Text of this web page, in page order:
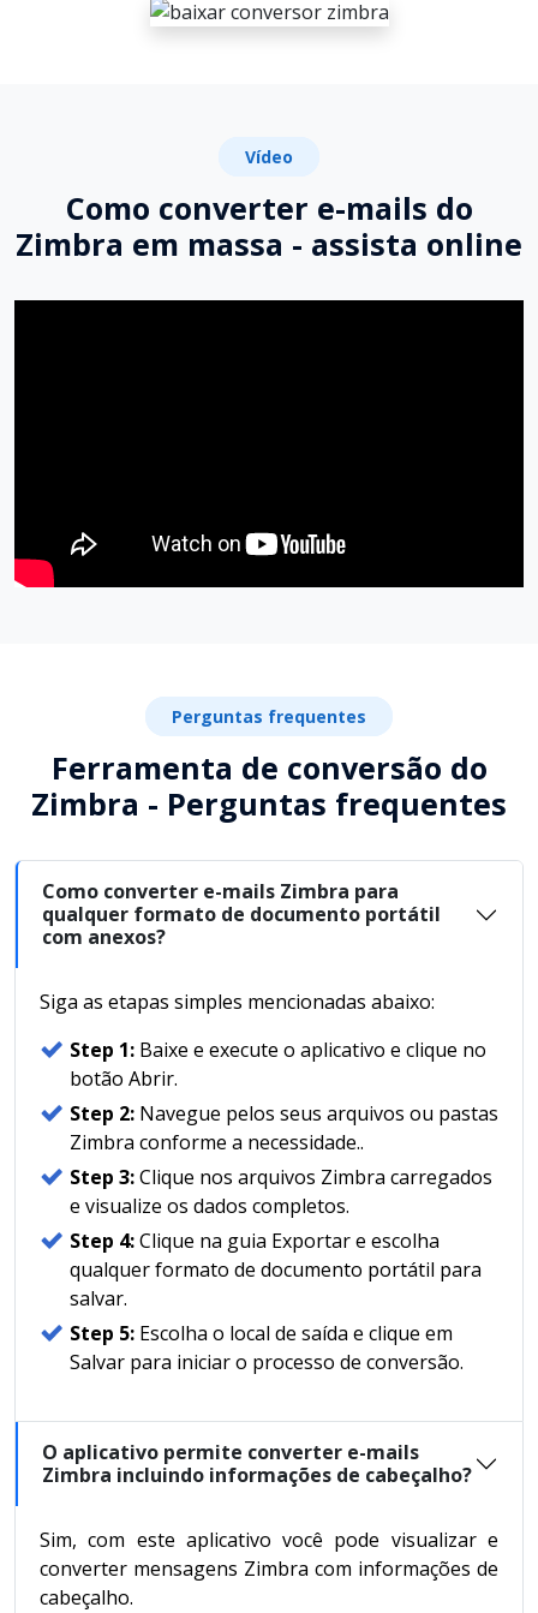
Vídeo
Como converter e-mails do
Zimbra em massa - assista online
Perguntas frequentes
Ferramenta de conversão do
Zimbra - Perguntas frequentes
Como converter e-mails Zimbra para
qualquer formato de documento portátil
com anexos?
Siga as etapas simples mencionadas abaixo:
Step 1: Baixe e execute o aplicativo e clique no
botão Abrir.
Step 2: Navegue pelos seus arquivos ou pastas
Zimbra conforme a necessidade..
Step 3:Clique nos arquivos Zimbra carregados
e visualize os dados completos.
Step 4:Clique na guia Exportar e escolha
qualquer formato de documento portátil para
salvar.
Step 5: Escolha o local de saída e clique em
Salvar para iniciar o processo de conversão.
O aplicativo permite converter e-mails
Zimbra incluindo informações de cabeçalho?
Sim, com este aplicativo você pode visualizar e
converter mensagens Zimbra com informações de
cabeçalho.